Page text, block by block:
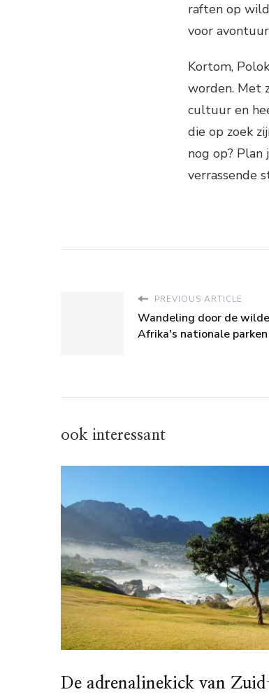
raften op
voor
Kortom,
worden. Met
cultuur en
die op zoek
nog op?
verrassende
PREVIOUS ARTICLE
Wandeling door de
Afrika's nationale parken
ook interessant
De adrenalinekick van